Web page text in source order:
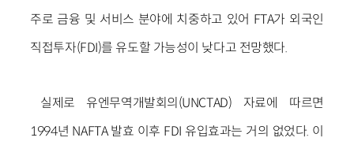
주로 금융 및 서비스 분야에 치중하고 있어 FTA가 외국인
직접투자(FDI)를 유도할 가능성이 낮다고 전망했다.
실제로 유엔무역개발회의(UNCTAD) 자료에 따르면
1994년 NAFTA 발효 이후 FDI 유입효과는 거의 없었다. 이